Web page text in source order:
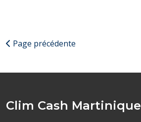
Page précédente
Clim Cash Martinique